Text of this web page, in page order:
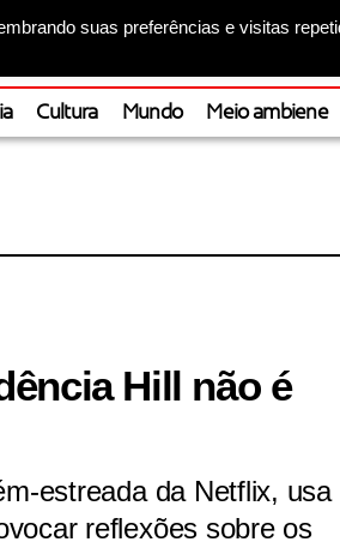
suas preferências e visitas
Cultura Mundo Meio ambiene
Hill não é
estreada da Netflix, usa
reflexões sobre os